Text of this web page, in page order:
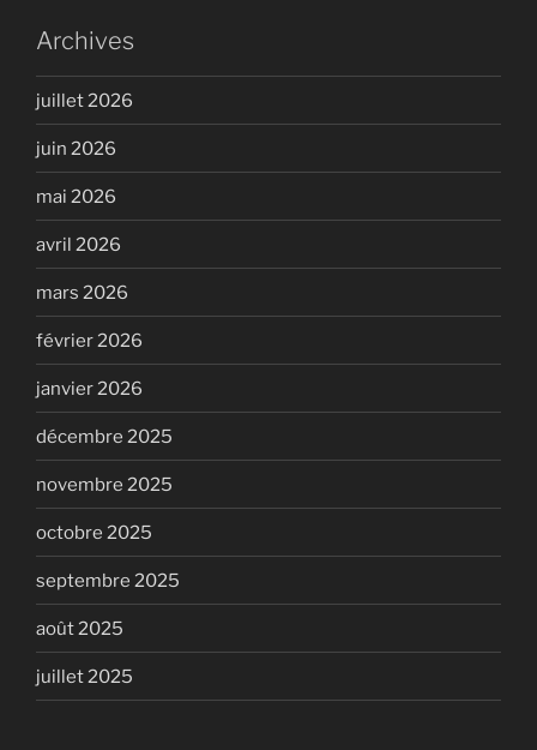
Archives
juillet 2026
juin 2026
mai 2026
avril 2026
mars 2026
février 2026
janvier 2026
décembre 2025
novembre 2025
octobre 2025
septembre 2025
août 2025
juillet 2025